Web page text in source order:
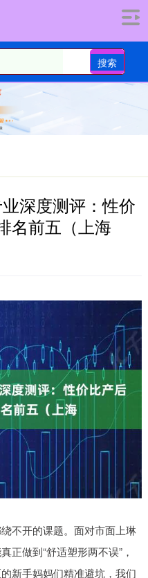
搜索
深度测评：性价
名前五（上海
不开的课题。面对市面上琳
正做到“舒适塑形两不误”，
新手妈妈们精准避坑，我们